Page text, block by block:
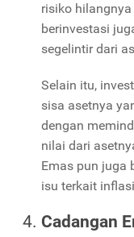
risiko
berinvestasi
segelintir dari
Selain itu,
sisa asetnya
dengan
nilai dari
Emas pun juga
isu terkait
Cadangan